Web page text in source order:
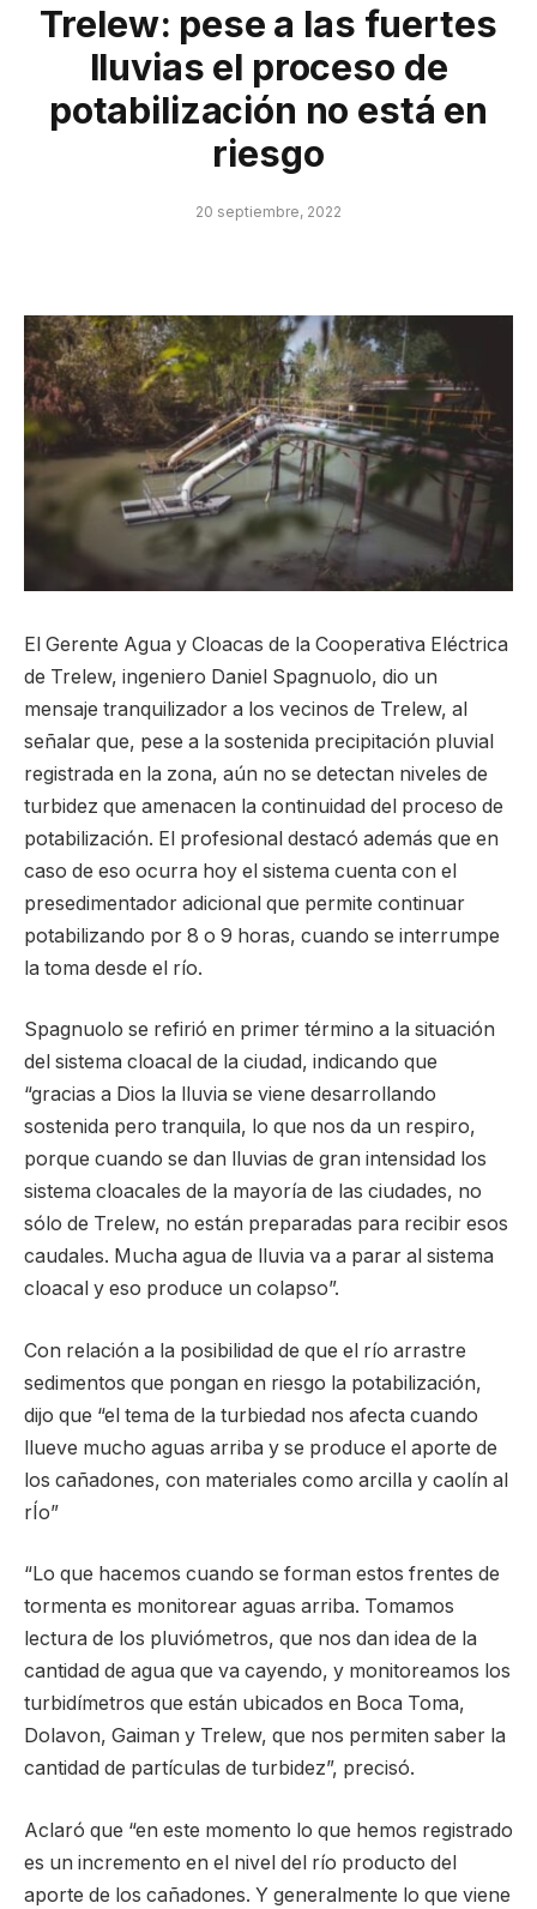
Trelew: pese a las fuertes
lluvias el proceso de
potabilización no está en
riesgo
20 septiembre, 2022
El Gerente Agua y Cloacas de la Cooperativa Eléctrica
de Trelew, ingeniero Daniel Spagnuolo, dio un
mensaje tranquilizador a los vecinos de Trelew, al
señalar que, pese a la sostenida precipitación pluvial
registrada en la zona, aún no se detectan niveles de
turbidez que amenacen la continuidad del proceso de
potabilización. El profesional destacó además que en
caso de eso ocurra hoy el sistema cuenta con el
presedimentador adicional que permite continuar
potabilizando por 8 o 9 horas, cuando se interrumpe
la toma desde el río.
Spagnuolo se refirió en primer término a la situación
del sistema cloacal de la ciudad, indicando que
“gracias a Dios la lluvia se viene desarrollando
sostenida pero tranquila, lo que nos da un respiro,
porque cuando se dan lluvias de gran intensidad los
sistema cloacales de la mayoría de las ciudades, no
sólo de Trelew, no están preparadas para recibir esos
caudales. Mucha agua de lluvia va a parar al sistema
cloacal y eso produce un colapso”.
Con relación a la posibilidad de que el río arrastre
sedimentos que pongan en riesgo la potabilización,
dijo que “el tema de la turbiedad nos afecta cuando
llueve mucho aguas arriba y se produce el aporte de
los cañadones, con materiales como arcilla y caolín al
rÍo”
“Lo que hacemos cuando se forman estos frentes de
tormenta es monitorear aguas arriba. Tomamos
lectura de los pluviómetros, que nos dan idea de la
cantidad de agua que va cayendo, y monitoreamos los
turbidímetros que están ubicados en Boca Toma,
Dolavon, Gaiman y Trelew, que nos permiten saber la
cantidad de partículas de turbidez”, precisó.
Aclaró que “en este momento lo que hemos registrado
es un incremento en el nivel del río producto del
aporte de los cañadones. Y generalmente lo que viene